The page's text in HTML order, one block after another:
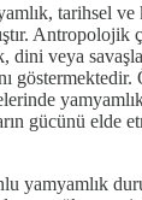
tarihsel
Antropolojik
dini veya
gücünü elde
yamyamlık